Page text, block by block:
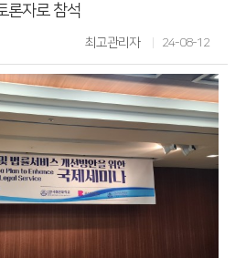
론자로 참석
최고관리자 24-08-12